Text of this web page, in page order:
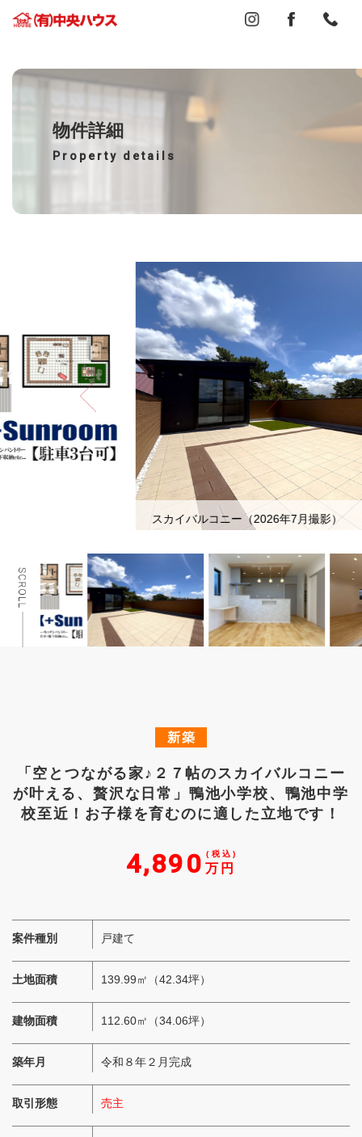
物件詳細
Property details
スカイバルコニー（2026年7月撮影）
新築
「空とつながる家♪２７帖のスカイバルコニー
が叶える、贅沢な日常」鴨池小学校、鴨池中学
校至近！お子様を育むのに適した立地です！
4,890 万円
案件種別 戸建て
土地面積 139.99㎡（42.34坪）
建物面積 112.60㎡（34.06坪）
築年月 令和８年２月完成
取引形態 売主